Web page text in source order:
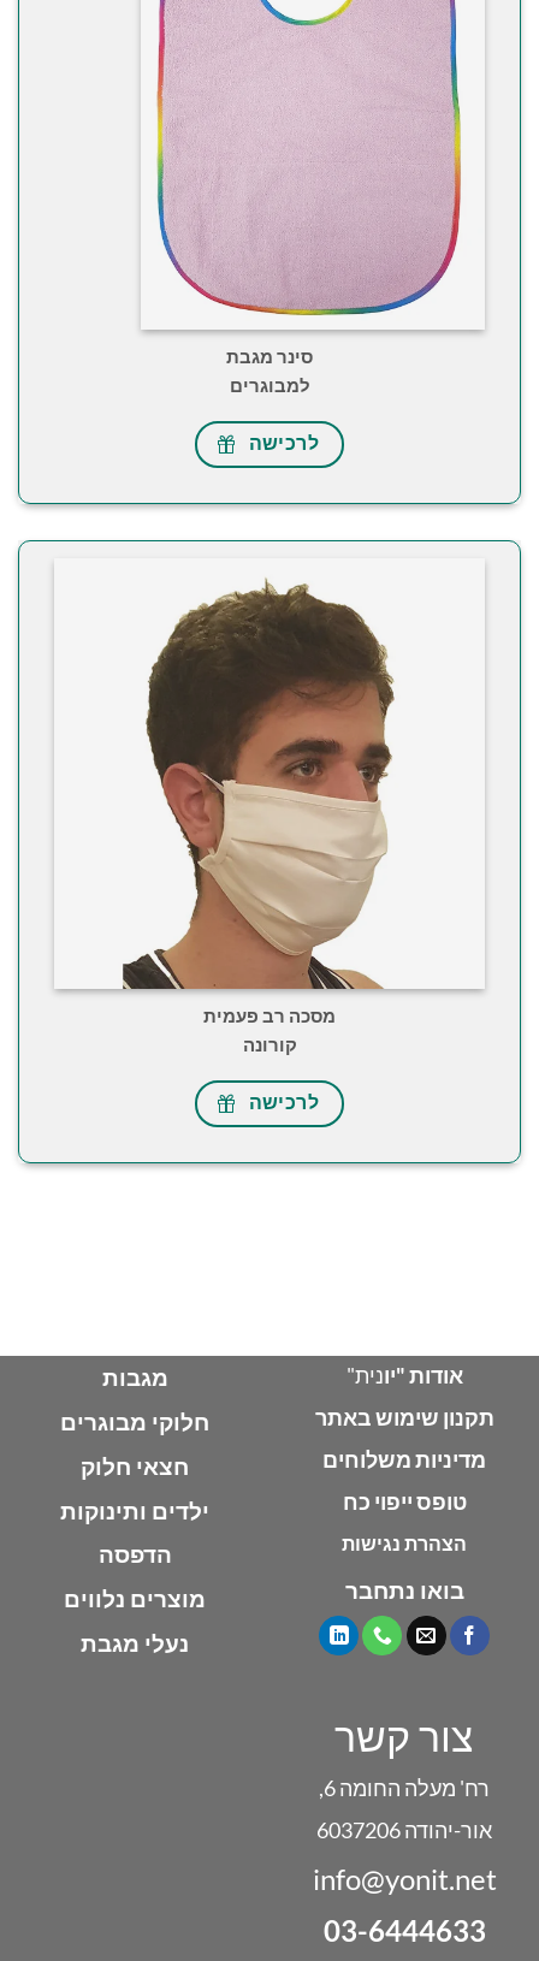
סינר מגבת
למבוגרים
לרכישה
מסכה רב פעמית
קורונה
לרכישה
אודות "יונית"
תקנון שימוש באתר
מדיניות משלוחים
טופס ייפוי כח
הצהרת נגישות
בואו נתחבר
מגבות
חלוקי מבוגרים
חצאי חלוק
ילדים ותינוקות
הדפסה
מוצרים נלווים
נעלי מגבת
צור קשר
רח' מעלה החומה 6,
אור-יהודה 6037206
info@yonit.net
03-6444633